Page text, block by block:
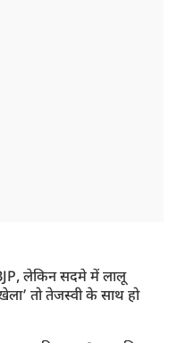
लेकिन सदमे में लालू
तो तेजस्वी के साथ हो